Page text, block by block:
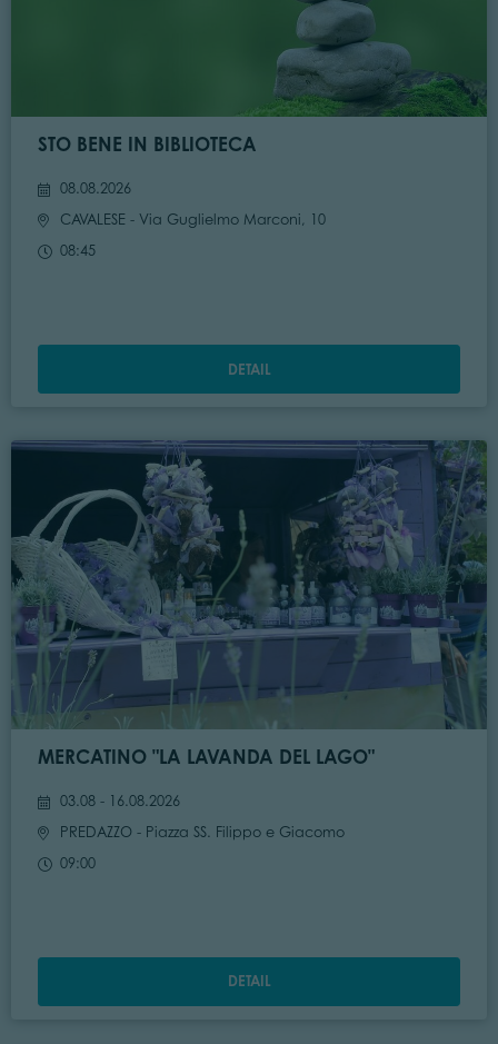
STO BENE IN BIBLIOTECA
08.08.2026
CAVALESE - Via Guglielmo Marconi, 10
08:45
DETAIL
MERCATINO "LA LAVANDA DEL LAGO"
03.08 - 16.08.2026
PREDAZZO - Piazza SS. Filippo e Giacomo
09:00
DETAIL